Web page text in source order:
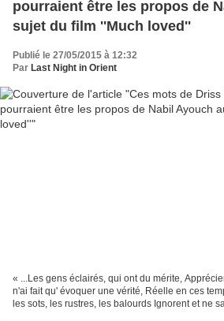
pourraient être les propos de
sujet du film ''Much loved''
Publié le 27/05/2015 à 12:32
Par Last Night in Orient
« ...Les gens éclairés, qui ont du mérite,
n'ai fait qu' évoquer une vérité, Réelle en ces
les sots, les rustres, les balourds Ignorent et ne